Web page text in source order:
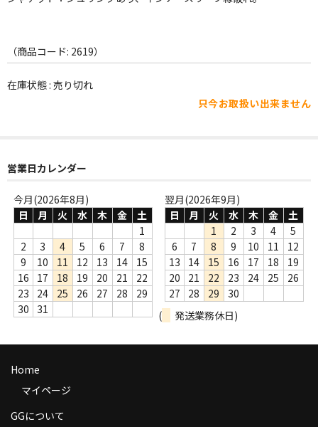
FOLK,SSW
レア盤（1万円以上）
Webのみ no.1
Webのみ no.2
Webのみ no.3
Webのみ no.4
売り切れ
Help
送料
（商品コード: 2619）
在庫状態 : 売り切れ
只今お取扱い出来ません
営業日カレンダー
今月(2026年8月)
日
月 火 水 木 金
土
1
2
3 4 5 6 7
8
9
10 11 12 13 14
15
16
17 18 19 20 21
22
23
24 25 26 27 28
29
30
31
翌月(2026年9月)
日
月 火 水 木 金
土
1
2 3 4
5
6
7 8 9 10 11
12
13
14 15 16 17 18
19
20
21 22 23 24 25
26
27
28 29
30
(
発送業務休日)
Home
マイページ
GGについて